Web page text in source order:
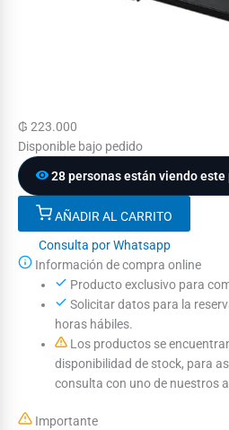
₲ 223.000
Disponible bajo pedido
28 personas están viendo
AÑADIR AL CARRITO
Consulta por Whatsapp
Información de compra online
Producto exclusivo para
Solicitar datos para la
horas hábiles.
Los productos se
disponibilidad de stock, para
consulta con uno de nuestros
Importante